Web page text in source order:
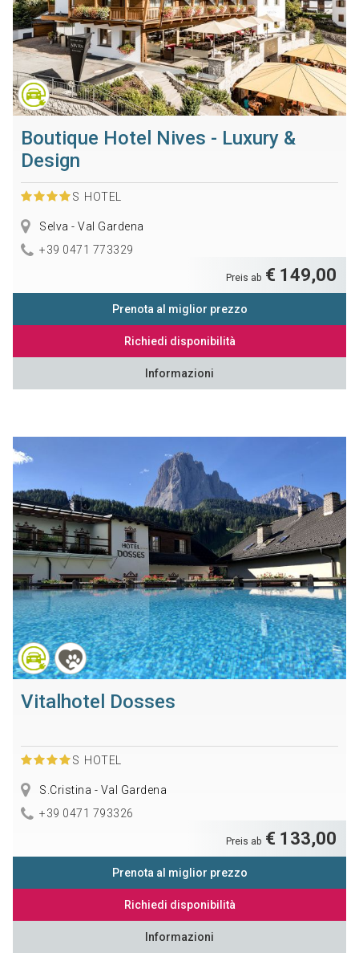
Boutique Hotel Nives - Luxury &
Design
S HOTEL
Selva - Val Gardena
+39 0471 773329
Preis ab € 149,00
Prenota al miglior prezzo
Richiedi disponibilità
Informazioni
Vitalhotel Dosses
S HOTEL
S.Cristina - Val Gardena
+39 0471 793326
Preis ab € 133,00
Prenota al miglior prezzo
Richiedi disponibilità
Informazioni